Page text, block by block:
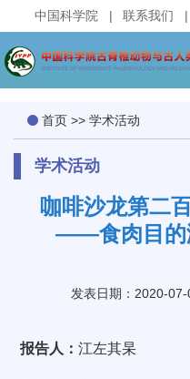
中国科学院 | 联系我们 |
首页 >> 学术活动
学术活动
咖啡沙龙第二
——食肉目的
发表日期：2020-07-
报告人：江左其杲